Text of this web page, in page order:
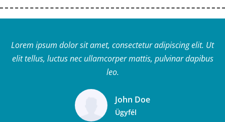
Lorem ipsum dolor sit amet, consectetur adipiscing elit. Ut
elit tellus, luctus nec ullamcorper mattis, pulvinar dapibus
leo.
John Doe
Ügyfél